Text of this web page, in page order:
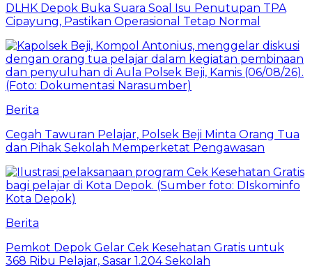
DLHK Depok Buka Suara Soal Isu Penutupan TPA
Cipayung, Pastikan Operasional Tetap Normal
Berita
Cegah Tawuran Pelajar, Polsek Beji Minta Orang Tua
dan Pihak Sekolah Memperketat Pengawasan
Berita
Pemkot Depok Gelar Cek Kesehatan Gratis untuk
368 Ribu Pelajar, Sasar 1.204 Sekolah